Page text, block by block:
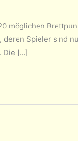
möglichen
Spieler sind
Die […]